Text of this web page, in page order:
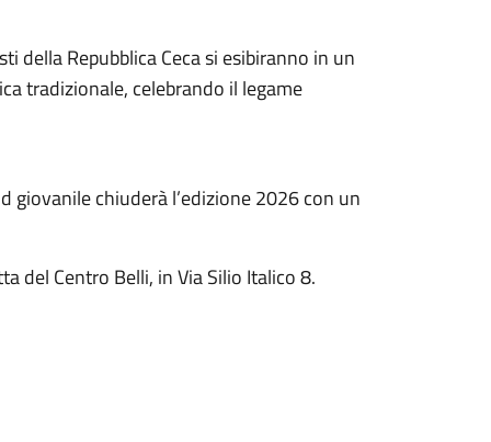
della Repubblica Ceca si esibiranno in un
tradizionale, celebrando il legame
giovanile chiuderà l’edizione 2026 con un
del Centro Belli, in Via Silio Italico 8.